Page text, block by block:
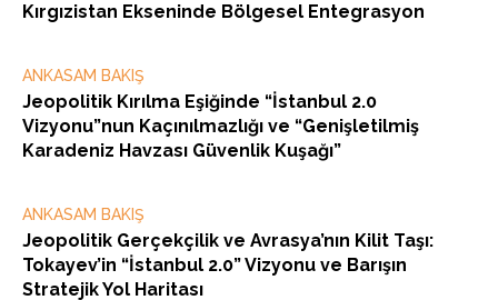
Kırgızistan Ekseninde Bölgesel Entegrasyon
ANKASAM BAKIŞ
Jeopolitik Kırılma Eşiğinde “İstanbul 2.0
Vizyonu”nun Kaçınılmazlığı ve “Genişletilmiş
Karadeniz Havzası Güvenlik Kuşağı”
ANKASAM BAKIŞ
Jeopolitik Gerçekçilik ve Avrasya’nın Kilit Taşı:
Tokayev’in “İstanbul 2.0” Vizyonu ve Barışın
Stratejik Yol Haritası